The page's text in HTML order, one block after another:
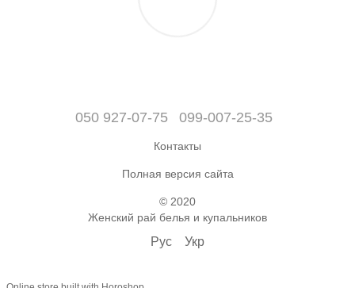
050 927-07-75 099-007-25-35
Контакты
Полная версия сайта
© 2020
Женский рай белья и купальников
Рус Укр